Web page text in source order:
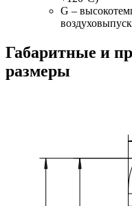
G –
Габаритные и
размеры